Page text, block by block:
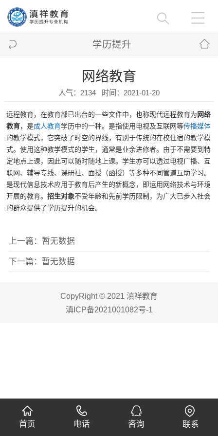
学历提升
网络教育
人气：2134 时间：2021-01-20
远程教育，在教育部已出台的一些文件中，也称现代远程教育为网络
教育，是成人教育学历中的一种。是指使用电视及互联网等传播媒体
的教学模式，它突破了时空的界线，有别于传统的在校住宿的教学模
式。使用这种教学模式的学生，通常是业余进修者。由于不需要到特
定地点上课，因此可以随时随地上课。学生亦可以透过电视广播、互
联网、辅导专线、课研社、面授（函授）等多种不同管道互助学习。
是现代信息技术应用于教育后产生的新概念，即运用网络技术与环境
开展的教育。招生对象不受年龄和先前学历限制，为广大已步入社会
的群众提供了学历提升的机会。
上一篇： 暂无数据
下一篇： 暂无数据
CopyRight © 2021 滇祥教育
滇ICP备2021001082号-1
首页 电话 咨询 联系